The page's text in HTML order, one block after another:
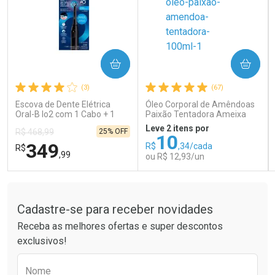
Comprar sem Desconto
Por R$ 189,99/cada
Comprar sem Desconto
Por R$ 189,99/cada
Comprar sem Desconto
Por R$ 41,99/cada
Comprar sem Desconto
Por R$ 41,99/cada
(3)
Escova de Dente Elétrica
Oral-B Io2 com 1 Cabo + 1
R$ 468,99
R$349,99
25% OFF
COMPRAR
Laboratório
Por Menos
(67)
Óleo Corporal de Amêndoas
Paixão Tentadora Ameixa
Rubi 100ml
Leve 2 itens por
R$10,34/cada
ou R$ 12,93/un
COMPRAR
Laboratório
Por Menos
Cadastre-se para receber novidades
Receba as melhores ofertas e super descontos
exclusivos!
Nome